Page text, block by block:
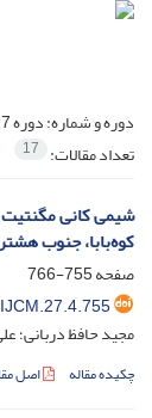
دوره و شماره:دوره 27، شماره 4 - شماره پیاپی 76، دی 1398
تعداد مقالات: 17
شیمی کانی
کوه‌بابا، جنوب
صفحه755-766
مجید حافظ دربانی؛
چکیده مقاله اصل